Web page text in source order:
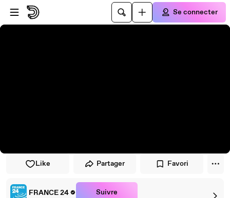
Passer au player
Passer au contenu principal
Se connecter
Like Partager Favori
FRANCE 24 Suivre